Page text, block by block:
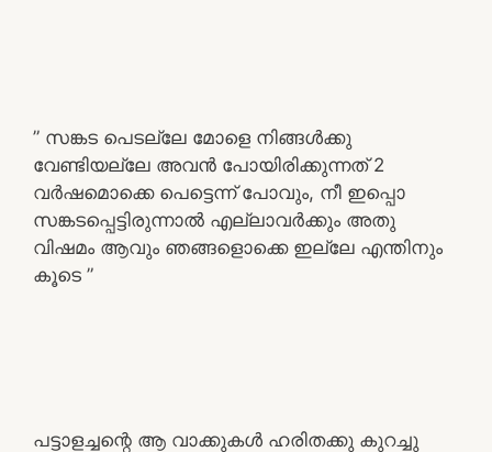
” സങ്കട പെടല്ലേ മോളെ നിങ്ങൾക്കു
വേണ്ടിയല്ലേ അവൻ പോയിരിക്കുന്നത് 2
വർഷമൊക്കെ പെട്ടെന്ന് പോവും, നീ ഇപ്പൊ
സങ്കടപ്പെട്ടിരുന്നാൽ എല്ലാവർക്കും അതു
വിഷമം ആവും ഞങ്ങളൊക്കെ ഇല്ലേ എന്തിനും
കൂടെ ”
പട്ടാളച്ചന്റെ ആ വാക്കുകൾ ഹരിതക്കു കുറച്ചു